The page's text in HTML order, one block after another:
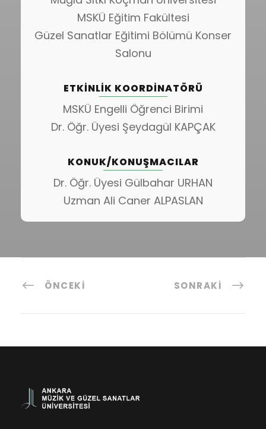
MSKÜ Eğitim Fakültesi
Güzel Sanatlar Eğitimi Bölümü Konser
Salonu
ETKINLIK KOORDINATÖRÜ
MSKÜ Engelli Öğrenci Birimi
Dr. Öğr. Üyesi Şeydagül KAPÇAK
KONUK/KONUŞMACILAR
Dr. Öğr. Üyesi Gülbahar URHAN
Uzman Ali Caner ALPASLAN
ÖNCEKI SONRAKI